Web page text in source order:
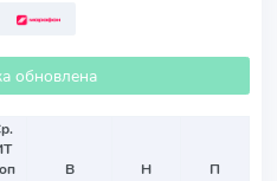
обновлена
В Н
П